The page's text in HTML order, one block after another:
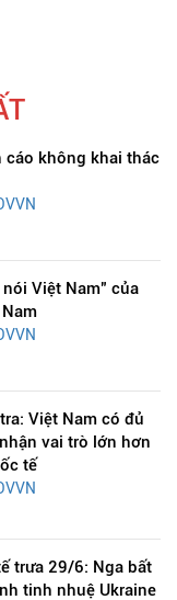
cáo không khai thác
Việt Nam" của
Việt Nam có đủ
vai trò lớn hơn
tế
trưa 29/6: Nga bất
tinh nhuệ Ukraine